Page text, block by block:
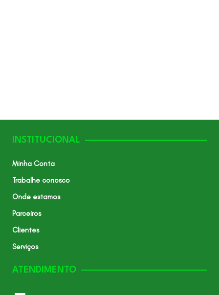
INSTITUCIONAL
Minha Conta
Trabalhe conosco
Onde estamos
Parceiros
Clientes
Serviços
ATENDIMENTO